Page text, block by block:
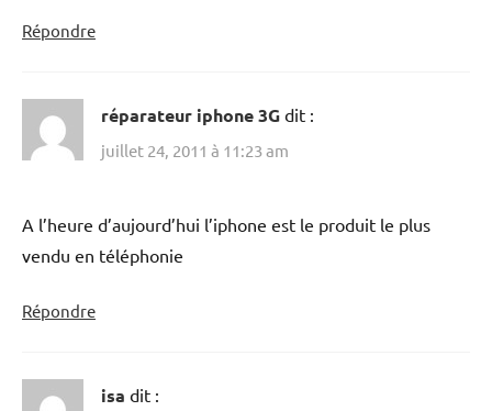
Répondre
réparateur iphone 3G dit :
juillet 24, 2011 à 11:23 am
A l’heure d’aujourd’hui l’iphone est le produit le plus
vendu en téléphonie
Répondre
isa dit :